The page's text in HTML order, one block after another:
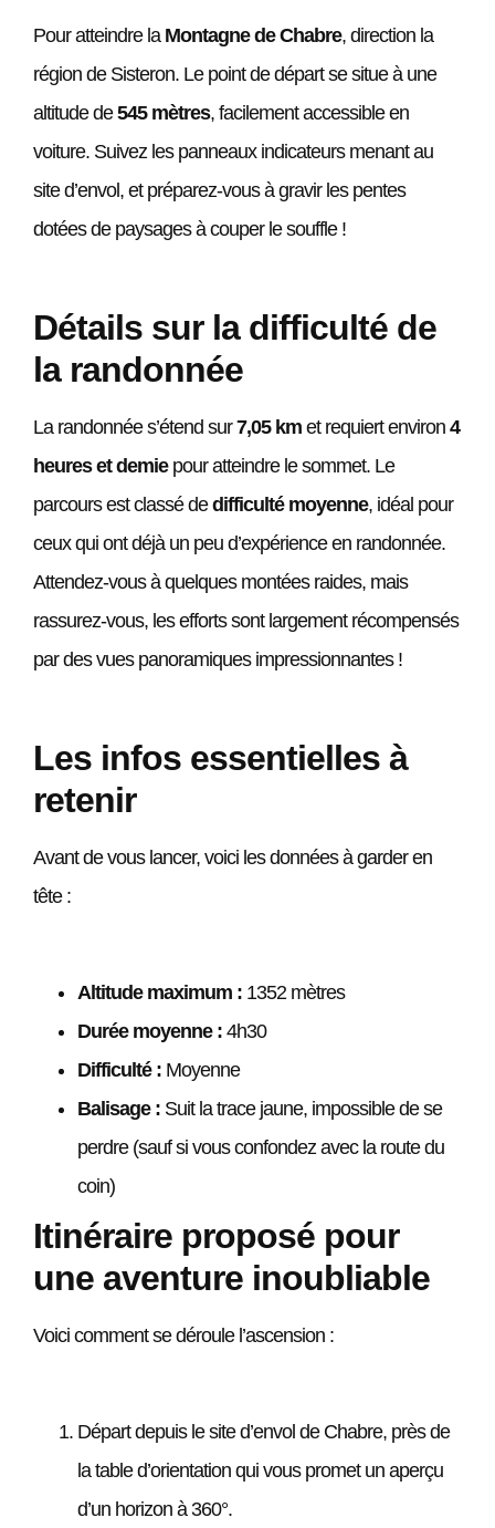
Pour atteindre la Montagne de Chabre, direction la
région de Sisteron. Le point de départ se situe à une
altitude de545 mètres, facilement accessible en
voiture. Suivez les panneaux indicateurs menant au
site d’envol, et préparez-vous à gravir les pentes
dotées de paysages à couper le souffle !
Détails sur la difficulté de
la randonnée
La randonnée s’étend sur7,05 km et requiert environ 4
heures et demiepour atteindre le sommet. Le
parcours est classé dedifficulté moyenne, idéal pour
ceux qui ont déjà un peu d’expérience en randonnée.
Attendez-vous à quelques montées raides, mais
rassurez-vous, les efforts sont largement récompensés
par des vues panoramiques impressionnantes !
Les infos essentielles à
retenir
Avant de vous lancer, voici les données à garder en
tête :
Altitude maximum : 1352 mètres
Durée moyenne : 4h30
Difficulté : Moyenne
Balisage : Suit la trace jaune, impossible de se
perdre (sauf si vous confondez avec la route du
coin)
Itinéraire proposé pour
une aventure inoubliable
Voici comment se déroule l’ascension :
Départ depuis le site d’envol de Chabre, près de
la table d’orientation qui vous promet un aperçu
d’un horizon à 360°.